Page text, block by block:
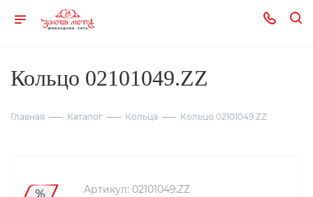
Кольцо 02101049.ZZ
Главная Каталог Кольца Кольцо 02101049.ZZ
Артикул: 02101049.ZZ